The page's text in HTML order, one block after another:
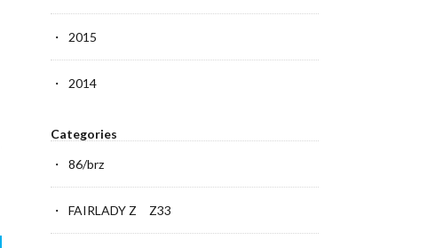
2015
2014
Categories
86/brz
FAIRLADY Z Z33